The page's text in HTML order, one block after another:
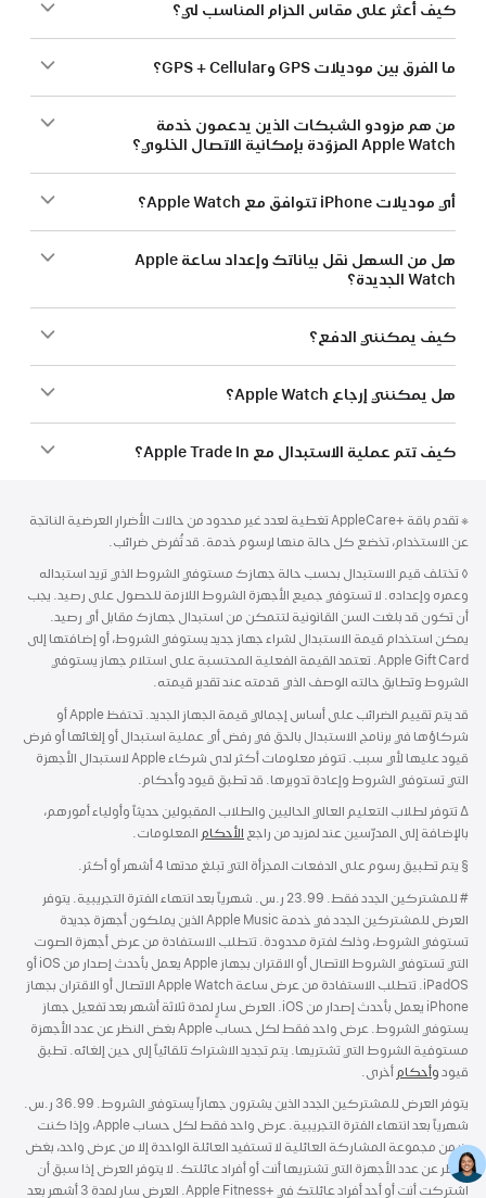
كيف أعثر على مقاس الحزام المناسب لي؟
ما الفرق بين موديلات GPS وGPS + Cellular؟
من هم مزودو الشبكات الذين يدعمون خدمة
Apple Watch المزوّدة بإمكانية الاتصال الخلوي؟
أي موديلات iPhone تتوافق مع Apple Watch؟
هل من السهل نقل بياناتك وإعداد ساعة Apple
Watch الجديدة؟
كيف يمكنني الدفع؟
هل يمكنني إرجاع Apple Watch؟
كيف تتم عملية الاستبدال مع Apple Trade In؟
حاشية
※ تقدم باقة AppleCare+‎ تغطية لعدد غير محدود من حالات الأضرار العرضية الناتجة
عن الاستخدام، تخضع كل حالة منها لرسوم خدمة. قد تُفرض ضرائب.
حاشية
◊ تختلف قيم الاستبدال بحسب حالة جهازك مستوفي الشروط الذي تريد استبداله
وعمره وإعداده. لا تستوفي جميع الأجهزة الشروط اللازمة للحصول على رصيد. يجب
أن تكون قد بلغت السن القانونية لتتمكن من استبدال جهازك مقابل أي رصيد.
يمكن استخدام قيمة الاستبدال لشراء جهاز جديد يستوفي الشروط، أو إضافتها إلى
Apple Gift Card. تعتمد القيمة الفعلية المحتسبة على استلام جهاز يستوفي
الشروط وتطابق حالته الوصف الذي قدمته عند تقدير قيمته.
قد يتم تقييم الضرائب على أساس إجمالي قيمة الجهاز الجديد. تحتفظ Apple أو
شركاؤها في برنامج الاستبدال بالحق في رفض أي عملية استبدال أو إلغائها أو فرض
قيود عليها لأي سبب. تتوفر معلومات أكثر لدى شركاء Apple لاستبدال الأجهزة
التي تستوفي الشروط وإعادة تدويرها. قد تطبق قيود وأحكام.
حاشية
∆تتوفر لطلاب التعليم العالي الحاليين والطلاب المقبولين حديثاً وأولياء أمورهم،
بالإضافة إلى المدرّسين عند لمزيد من راجع الأحكام المعلومات.
حاشية
§ يتم تطبيق رسوم على الدفعات المجزأة التي تبلغ مدتها 4 أشهر أو أكثر.
حاشية
#
للمشتركين الجدد فقط. 23.99 ر.س. شهرياً بعد انتهاء الفترة التجريبية. يتوفر
العرض للمشتركين الجدد في خدمة Apple Music الذين يملكون أجهزة جديدة
تستوفي الشروط، وذلك لفترة محدودة. تتطلب الاستفادة من عرض أجهزة الصوت
التي تستوفي الشروط الاتصال أو الاقتران بجهاز Apple يعمل بأحدث إصدار من iOS أو
iPadOS. تتطلب الاستفادة من عرض ساعة Apple Watch الاتصال أو الاقتران بجهاز
iPhone يعمل بأحدث إصدار من iOS. العرض سارٍ لمدة ثلاثة أشهر بعد تفعيل جهاز
يستوفي الشروط. عرض واحد فقط لكل حساب Apple بغض النظر عن عدد الأجهزة
مستوفية الشروط التي تشتريها. يتم تجديد الاشتراك تلقائياً إلى حين إلغائه. تطبق
قيود وأحكام أخرى.
يتوفر العرض للمشتركين الجدد الذين يشترون جهازاً يستوفي الشروط. 36.99 ر.س.
شهرياً بعد انتهاء الفترة التجريبية. عرض واحد فقط لكل حساب Apple، وإذا كنت
ضمن مجموعة المشاركة العائلية لا تستفيد العائلة الواحدة إلا من عرض واحد، بغض
النظر عن عدد الأجهزة التي تشتريها أنت أو أفراد عائلتك. لا يتوفر العرض إذا سبق أن
اشتركت أنت أو أحد أفراد عائلتك في +Apple Fitness. العرض سارٍ لمدة 3 أشهر بعد